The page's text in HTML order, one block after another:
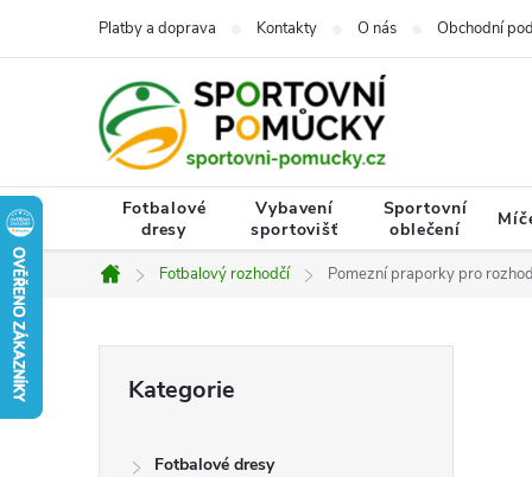
Platby a doprava Kontakty O nás Obchodní
Fotbalové
dresy
Vybavení
sportovišť
Sportovní
oblečení
Domů
Fotbalový rozhodčí Pomezní praporky pro
kategorie
Kategorie
Fotbalové dresy